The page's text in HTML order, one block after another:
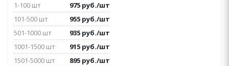
1-100 шт 975 руб./шт
101-500 шт
955 руб./шт
501-1000 шт
935 руб./шт
1001-1500 шт
915 руб./шт
1501-5000 шт
895 руб./шт